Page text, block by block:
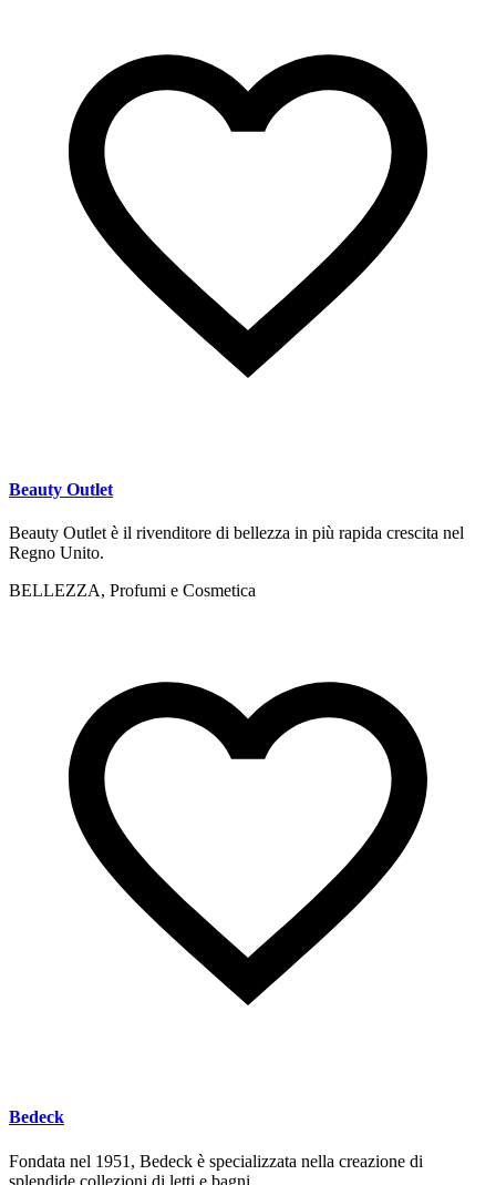
Beauty Outlet
Beauty Outlet è il rivenditore di bellezza in più rapida crescita nel
Regno Unito.
BELLEZZA, Profumi e Cosmetica
Bedeck
Fondata nel 1951, Bedeck è specializzata nella creazione di
splendide collezioni di letti e bagni.